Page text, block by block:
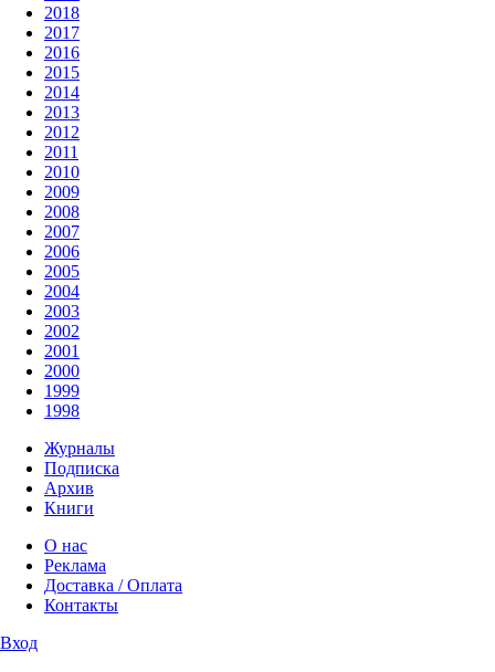
2018
2017
2016
2015
2014
2013
2012
2011
2010
2009
2008
2007
2006
2005
2004
2003
2002
2001
2000
1999
1998
Журналы
Подписка
Архив
Книги
О нас
Реклама
Доставка / Оплата
Контакты
Вход